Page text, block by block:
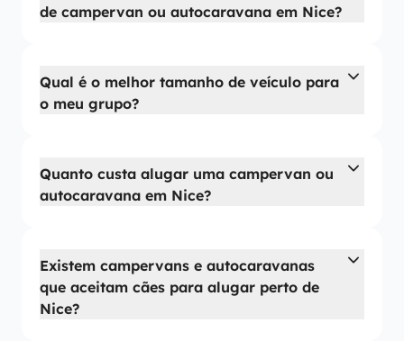
de campervan ou autocaravana em Nice?
Qual é o melhor tamanho de veículo para
o meu grupo?
Quanto custa alugar uma campervan ou
autocaravana em Nice?
Existem campervans e autocaravanas
que aceitam cães para alugar perto de
Nice?